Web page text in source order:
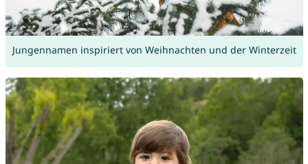
Jungennamen inspiriert von Weihnachten und der Winterzeit